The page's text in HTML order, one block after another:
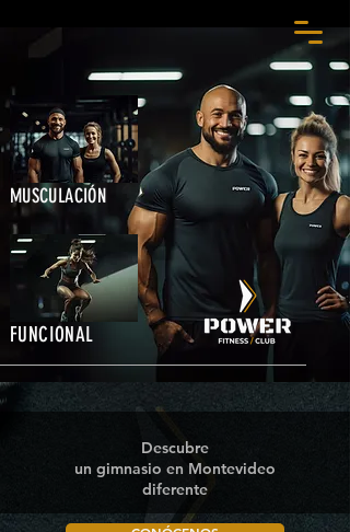
MUSCULACIÓN
FUNCIONAL
Descubre
un gimnasio en Montevideo
diferente